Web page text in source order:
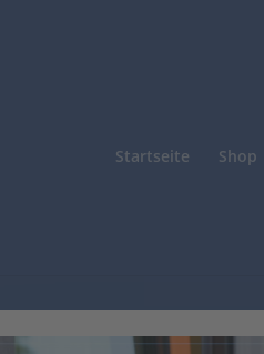
Startseite Shop